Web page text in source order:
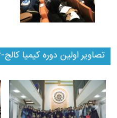
تصاویر اولین دوره کیمیا کالج-96